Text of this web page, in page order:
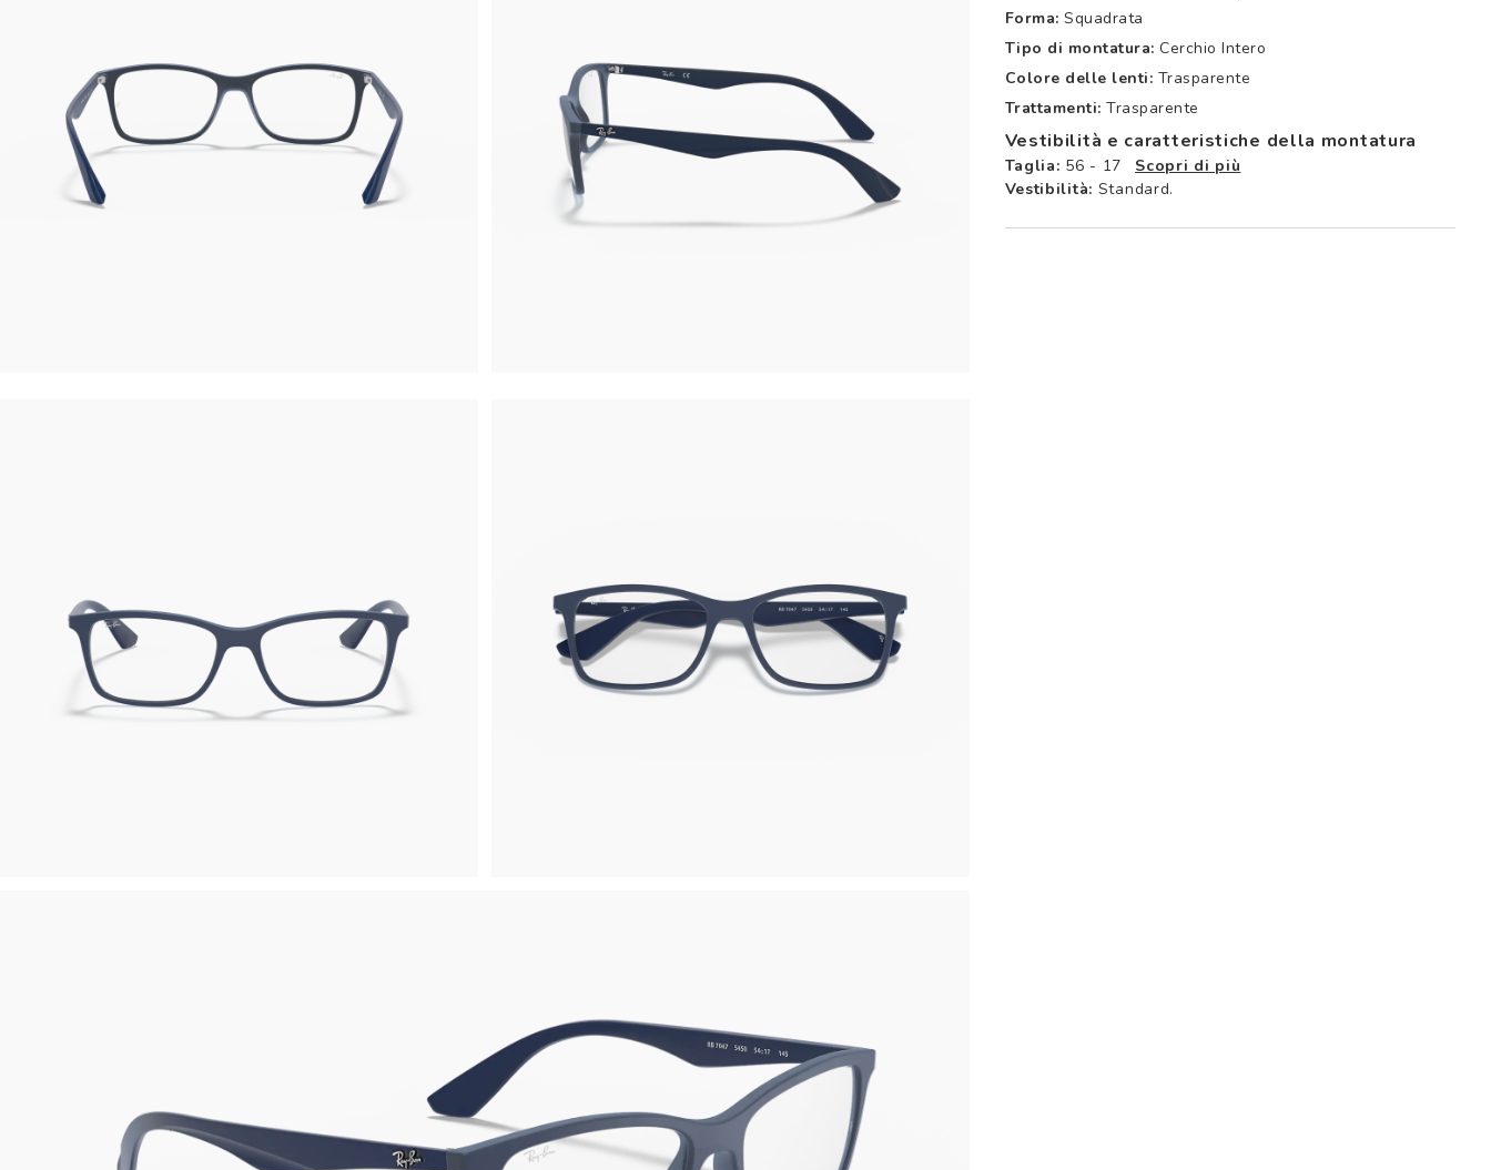
Forma: Squadrata
Tipo di montatura: Cerchio Intero
Colore delle lenti: Trasparente
Trattamenti: Trasparente
Vestibilità e caratteristiche della montatura
Taglia: 56 - 17
Scopri di più
Vestibilità: Standard.